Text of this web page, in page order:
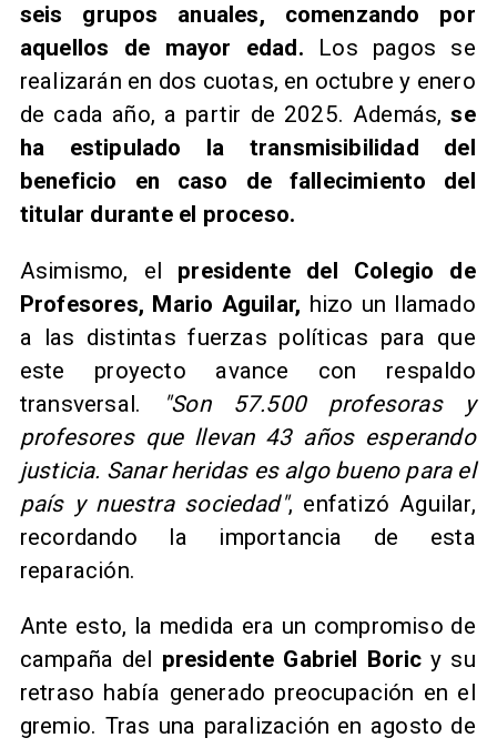
seis grupos anuales, comenzando por
aquellos de mayor edad. Los pagos se
realizarán en dos cuotas, en octubre y enero
de cada año, a partir de 2025. Además,se
ha estipulado la transmisibilidad del
beneficio en caso de fallecimiento del
titular durante el proceso.
Asimismo, el presidente del Colegio de
Profesores, Mario Aguilar, hizo un llamado
a las distintas fuerzas políticas para que
este proyecto avance con respaldo
transversal.
"Son 57.500 profesoras y
profesores que llevan 43 años esperando
justicia. Sanar heridas es algo bueno para el
país y nuestra sociedad", enfatizó Aguilar,
recordando la importancia de esta
reparación.
Ante esto, la medida era un compromiso de
campaña del presidente Gabriel Boric y su
retraso había generado preocupación en el
gremio. Tras una paralización en agosto de